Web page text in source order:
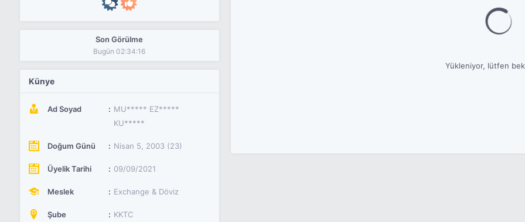
Son Görülme
Bugün 02:34:16
Künye
Ad Soyad
MU***** EZ*****
KU*****
Doğum Günü Nisan 5, 2003 (23)
Üyelik Tarihi 09/09/2021
Meslek Exchange & Döviz
Şube KKTC
Yükleniyor, lütfen